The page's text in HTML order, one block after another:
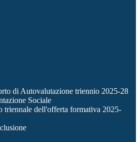
di Autovalutazione triennio 2025-28
Sociale
triennale dell'offerta formativa 2025-